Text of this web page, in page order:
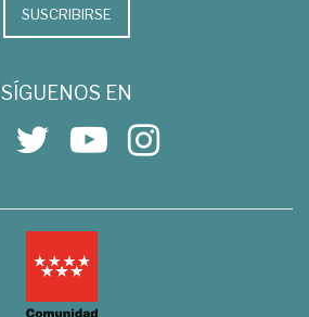
SUSCRIBIRSE
SÍGUENOS EN